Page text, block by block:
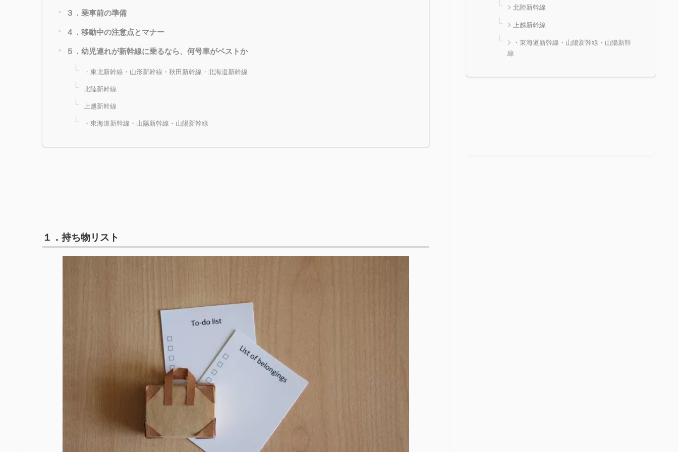
３．乗車前の準備
４．移動中の注意点とマナー
５．幼児連れが新幹線に乗るなら、何号車がベストか
・東北新幹線・山形新幹線・秋田新幹線・北海道新幹線
北陸新幹線
上越新幹線
・東海道新幹線・山陽新幹線・山陽新幹線
１．持ち物リスト
北陸新幹線
上越新幹線
・東海道新幹線・山陽新幹線・山陽新幹
線